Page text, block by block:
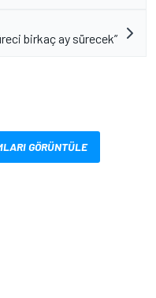
birkaç ay sürecek”
GÖRÜNTÜLE